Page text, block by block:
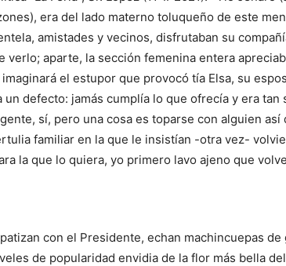
era del lado materno toluqueño de este
amistades y vecinos, disfrutaban su
verlo; aparte, la sección femenina entera
el estupor que provocó tía Elsa, su
un defecto: jamás cumplía lo que ofrecía y era tan
sí, pero una cosa es toparse con alguien
familiar en la que le insistían -otra vez-
la que lo quiera, yo primero lavo ajeno que
con el Presidente, echan machincuepas
de popularidad envidia de la flor más bella